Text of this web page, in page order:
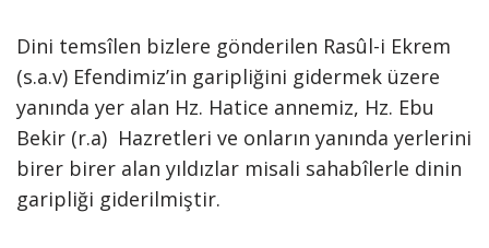
Dini temsîlen bizlere gönderilen Rasûl-i Ekrem
(s.a.v) Efendimiz’in garipliğini gidermek üzere
yanında yer alan Hz. Hatice annemiz, Hz. Ebu
Bekir (r.a) Hazretleri ve onların yanında yerlerini
birer birer alan yıldızlar misali sahabîlerle dinin
garipliği giderilmiştir.